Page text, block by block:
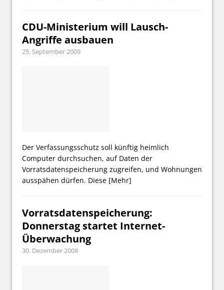
CDU-Ministerium will Lausch-
Angriffe ausbauen
25. September 2009
Der Verfassungsschutz soll künftig heimlich
Computer durchsuchen, auf Daten der
Vorratsdatenspeicherung zugreifen, und Wohnungen
ausspähen dürfen. Diese [Mehr]
Vorratsdatenspeicherung:
Donnerstag startet Internet-
Überwachung
30. Dezember 2008